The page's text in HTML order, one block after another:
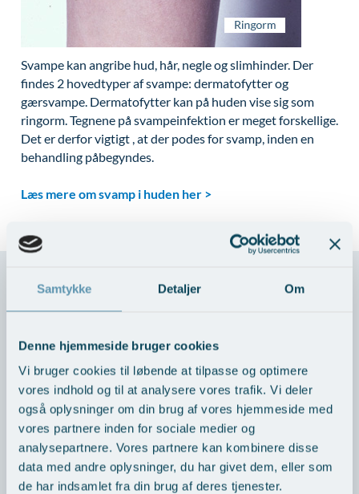
Samtykke Detaljer Om
Denne hjemmeside bruger cookies
Vi bruger cookies til løbende at tilpasse og optimere
vores indhold og til at analysere vores trafik. Vi deler
også oplysninger om din brug af vores hjemmeside med
vores partnere inden for sociale medier og
analysepartnere. Vores partnere kan kombinere disse
data med andre oplysninger, du har givet dem, eller som
de har indsamlet fra din brug af deres tjenester.
Mave-tarm kirurgi
Menopause- og hormonterapi
Neurologi (hjerne-nervesygdomme)
Onkologi (kræftsygdomme)
Plastikkirurgi (rekonstruktiv)
Reumatologi (gigtsygdomme)
Thoraxkirurgi (slipping rib)
Urologi (Urinvejssygdomme)
Øre-næse-hals
Uønsket hårvækst
Hårtab
Aldersprægede håndrygge
Kropsforyngelse og opstramning
Intim konturering/foryngelse
Mandlig genitalområde - forskønnelse
Skræddersyede dropbehandlinger
Modelopskrivning
Plasmaprodukter i æstetisk, kosmetisk og anti-
Prisliste
Skriv dig op
Kvalitet og patienttilfredshed
Nyttige links
Parkering og opladning på AROS Privathospital
Persondatapolitik på AROS
Rygepolitik
Samarbejde mellem specialer
Standardbetingelser for privatbetalte
Ventetid i det offentlige - Frit sygehusvalg
Svampe kan angribe hud, hår, negle og slimhinder. Der
findes 2 hovedtyper af svampe: dermatofytter og
gærsvampe. Dermatofytter kan på huden vise sig som
ringorm. Tegnene på svampeinfektion er meget forskellige.
Det er derfor vigtigt , at der podes for svamp, inden en
behandling påbegyndes.
Læs mere om svamp i huden her >
Skriv hvis du har spørgsmål til os og vores behandlinger.
Navn
E-mail